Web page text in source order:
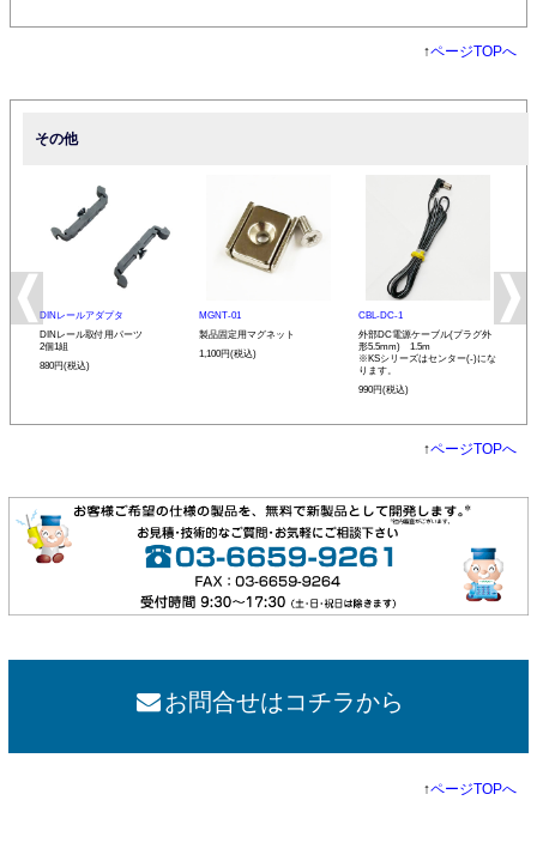
↑ページTOPへ
その他
DINレールアダプタ
DINレール取付用パーツ
2個1組
880円(税込)
MGNT-01
製品固定用マグネット
1,100円(税込)
CBL-DC-1
外部DC電源ケーブル(プラグ外
形5.5mm) 1.5m
※KSシリーズはセンター(-)にな
ります。
990円(税込)
↑ページTOPへ
お問合せはコチラから
↑ページTOPへ